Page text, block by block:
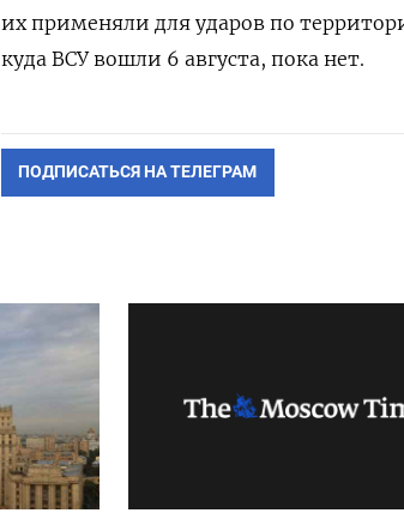
их применяли для ударов по
куда ВСУ вошли 6 августа, пока нет.
ПОДПИСАТЬСЯ НА ТЕЛЕГРАМ